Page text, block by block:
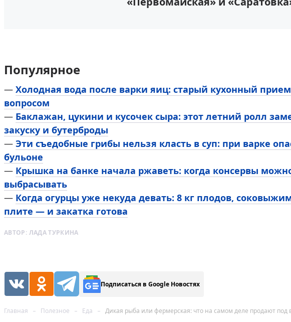
Популярное
— Холодная вода после варки яиц: старый кухонный
вопросом
— Баклажан, цукини и кусочек сыра: этот летний ролл
закуску и бутерброды
— Эти съедобные грибы нельзя класть в суп: при варке
бульоне
— Крышка на банке начала ржаветь: когда консервы
выбрасывать
— Когда огурцы уже некуда девать: 8 кг плодов,
плите — и закатка готова
АВТОР: ЛАДА ТУРКИНА
Подписаться в Google Новостях
Главная Полезное Еда Дикая рыба или фермерская: что на самом деле продают под